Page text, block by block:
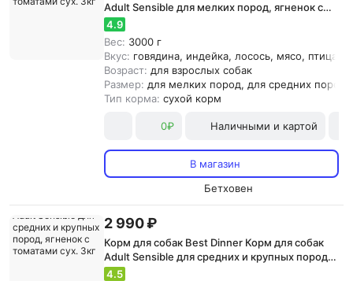
Adult Sensible для мелких пород, ягненок с
томатами сух. 3кг
4.9
Вес: 3000 г
Вкус: говядина, индейка, лосось, мясо, птица,
Возраст: для взрослых собак
Размер: для мелких пород, для средних пород
Тип корма: сухой корм
0₽ Наличными и картой
В магазин
Бетховен
2 990 ₽
Корм для собак Best Dinner Корм для собак
Adult Sensible для средних и крупных пород,
ягненок с томатами сух. 3кг
4.5